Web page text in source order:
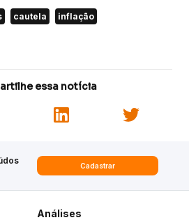
cautela inflação
essa notícia
Cadastrar
Análises